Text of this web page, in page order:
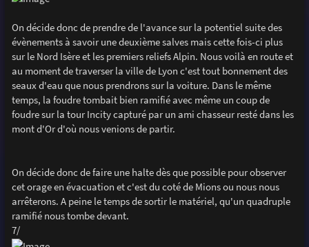
On décide donc de prendre de l'avance sur la potentiel suite des
évènements à savoir une deuxième salves mais cette fois-ci plus
sur le Nord Isère et les premiers reliefs Alpin. Nous voilà en route et
au moment de traverser la ville de Lyon c'est tout bonnement des
seaux d'eau que nous prendrons sur la voiture. Dans le même
temps, la foudre tombait bien ramifié avec même un coup de
foudre sur la tour Incity capturé par un ami chasseur resté dans les
mont d'Or d'où nous venions de partir.
On décide donc de faire une halte dès que possible pour observer
cet orage en évacuation et c'est du coté de Mions ou nous nous
arrêterons. A peine le temps de sortir le matériel, qu'un quadruple
ramifié nous tombe devant.
7/